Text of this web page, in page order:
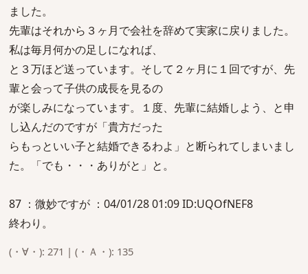
ました。
先輩はそれから３ヶ月で会社を辞めて実家に戻りました。
私は毎月何かの足しになれば、
と３万ほど送っています。そして２ヶ月に１回ですが、先
輩と会って子供の成長を見るの
が楽しみになっています。１度、先輩に結婚しよう、と申
し込んだのですが「貴方だった
らもっといい子と結婚できるわよ」と断られてしまいまし
た。「でも・・・ありがと」と。
87 ：微妙ですが ：04/01/28 01:09 ID:UQOfNEF8
終わり。
(・∀・): 271 | (・Ａ・): 135